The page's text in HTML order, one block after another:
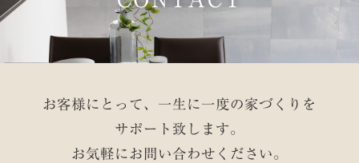
お客様にとって、一生に一度の家づくりを
サポート致します。
お気軽にお問い合わせください。